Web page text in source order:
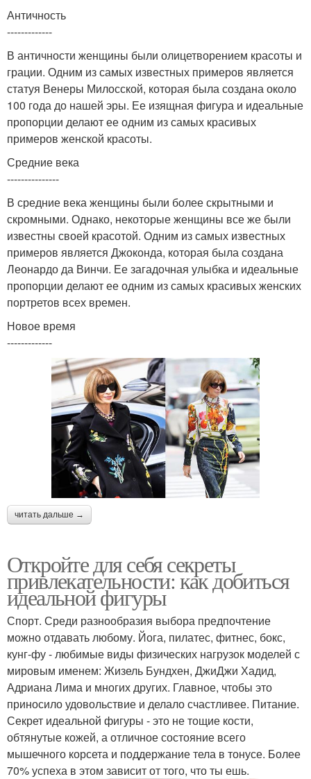
Античность
-------------
В античности женщины были олицетворением красоты и
грации. Одним из самых известных примеров является
статуя Венеры Милосской, которая была создана около
100 года до нашей эры. Ее изящная фигура и идеальные
пропорции делают ее одним из самых красивых
примеров женской красоты.
Средние века
---------------
В средние века женщины были более скрытными и
скромными. Однако, некоторые женщины все же были
известны своей красотой. Одним из самых известных
примеров является Джоконда, которая была создана
Леонардо да Винчи. Ее загадочная улыбка и идеальные
пропорции делают ее одним из самых красивых женских
портретов всех времен.
Новое время
-------------
читать дальше →
Откройте для себя секреты
привлекательности: как добиться
идеальной фигуры
Спорт. Среди разнообразия выбора предпочтение
можно отдавать любому. Йога, пилатес, фитнес, бокс,
кунг-фу - любимые виды физических нагрузок моделей с
мировым именем: Жизель Бундхен, ДжиДжи Хадид,
Адриана Лима и многих других. Главное, чтобы это
приносило удовольствие и делало счастливее. Питание.
Секрет идеальной фигуры - это не тощие кости,
обтянутые кожей, а отличное состояние всего
мышечного корсета и поддержание тела в тонусе. Более
70% успеха в этом зависит от того, что ты ешь.